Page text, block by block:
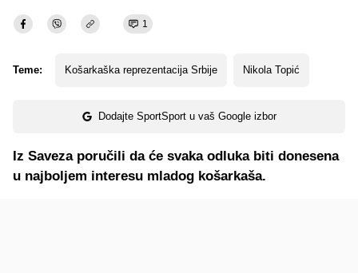
1
Teme: Košarkaška reprezentacija Srbije Nikola Topić
Dodajte SportSport u vaš Google izbor
Iz Saveza poručili da će svaka odluka biti donesena
u najboljem interesu mladog košarkaša.